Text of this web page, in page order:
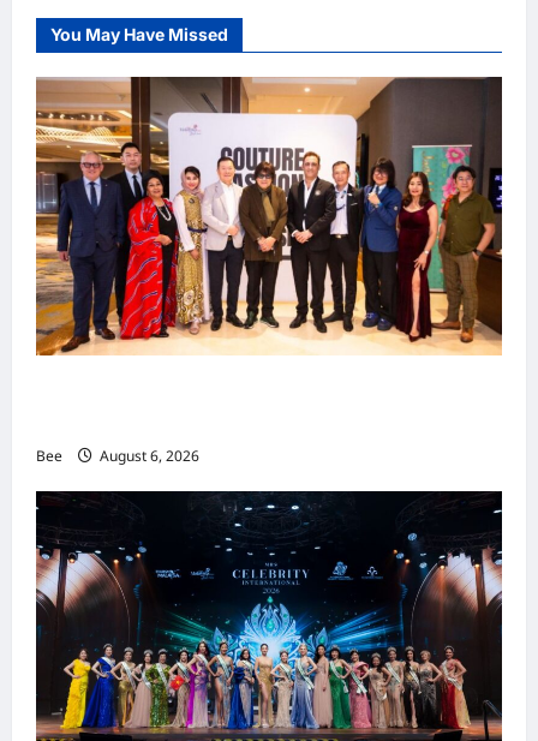
You May Have Missed
Bee August 6, 2026